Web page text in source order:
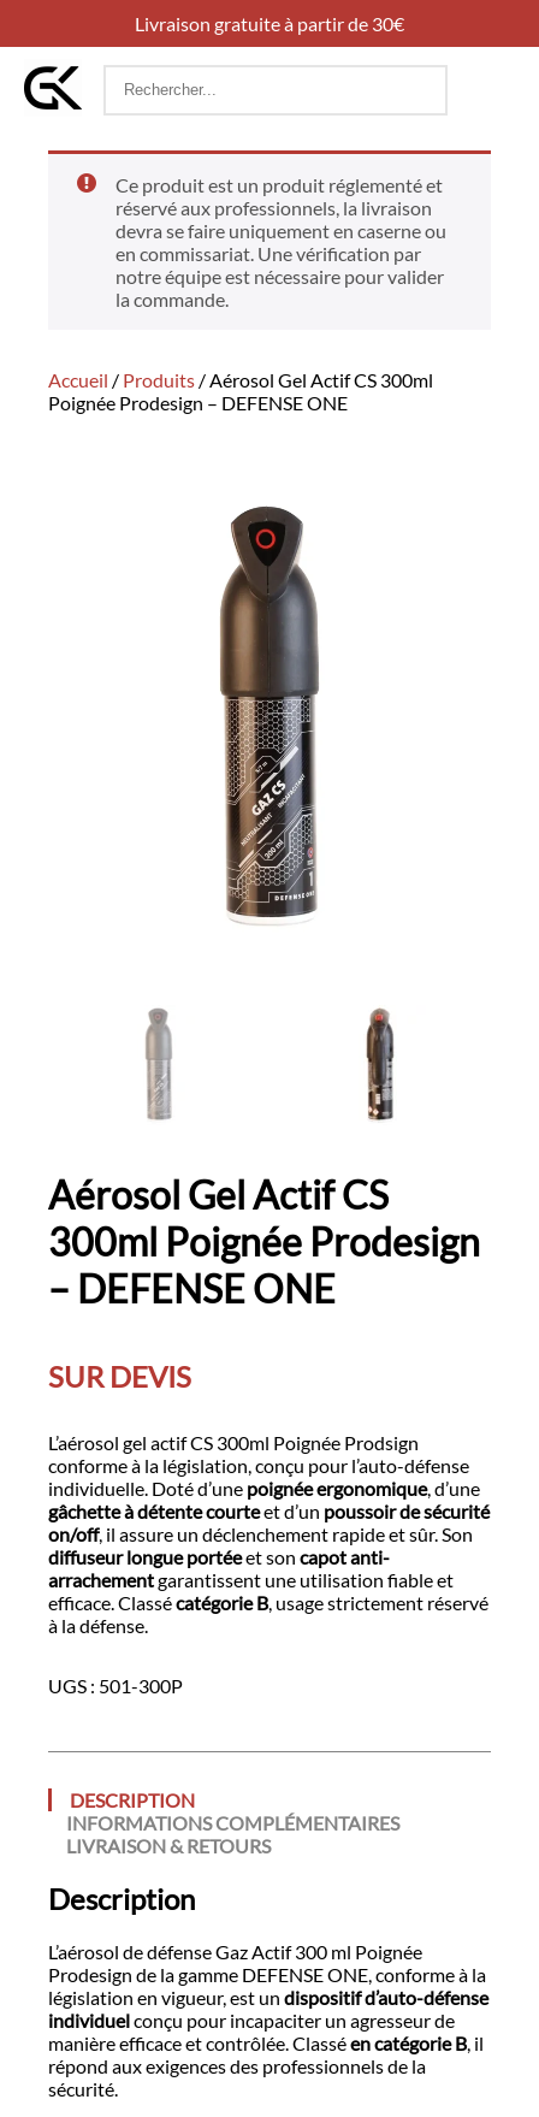
Livraison gratuite à partir de 30€
Rechercher
Ce produit est un produit réglementé et
réservé aux professionnels, la livraison
devra se faire uniquement en caserne ou
en commissariat. Une vérification par
notre équipe est nécessaire pour valider
la commande.
Accueil / Produits /Aérosol Gel Actif CS 300ml
Poignée Prodesign – DEFENSE ONE
Aérosol Gel Actif CS
300ml Poignée Prodesign
– DEFENSE ONE
SUR DEVIS
L’aérosol gel actif CS 300ml Poignée Prodsign
conforme à la législation, conçu pour l’auto-défense
individuelle. Doté d’une poignée ergonomique, d’une
gâchette à détente courteet d’un poussoir de sécurité
on/off, il assure un déclenchement rapide et sûr. Son
diffuseur longue portéeet son capot anti-
arrachementgarantissent une utilisation fiable et
efficace. Classécatégorie B , usage strictement réservé
à la défense.
UGS : 501-300P
DESCRIPTION
INFORMATIONS COMPLÉMENTAIRES
LIVRAISON & RETOURS
Description
L’aérosol de défense Gaz Actif 300 ml Poignée
Prodesign de la gamme DEFENSE ONE, conforme à la
législation en vigueur, est un dispositif d’auto-défense
individuelconçu pour incapaciter un agresseur de
manière efficace et contrôlée. Classéen catégorie B , il
répond aux exigences des professionnels de la
sécurité.